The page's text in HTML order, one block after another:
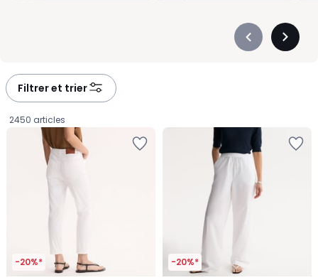
Précédent
Filtrer et trier
2450 articles
-20%* -20%*